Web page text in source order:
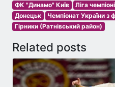
ФК "Динамо" Київ
Ліга
Донецьк
Чемпіонат України з
Гірники (Ратнівський район)
Related posts